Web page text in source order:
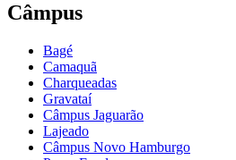
Câmpus
Bagé
Camaquã
Charqueadas
Gravataí
Câmpus Jaguarão
Lajeado
Câmpus Novo Hamburgo